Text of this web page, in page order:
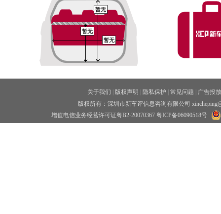
暂无
暂无
暂无
关于我们 版权声明 隐私保护 常见问题
广告投放
版权所有：深圳市新车评信息咨询有限公司
增值电信业务经营许可证粤B2-20070367 粤ICP备06090518号